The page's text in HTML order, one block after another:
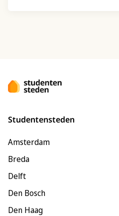
Studentensteden
Amsterdam
Breda
Delft
Den Bosch
Den Haag